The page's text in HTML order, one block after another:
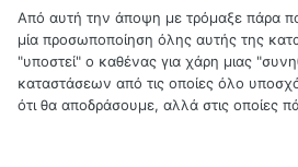
Από αυτή την άποψη με τρόμαξε πάρα
μία προσωποποίηση όλης αυτής της
"υποστεί" ο καθένας για χάρη μιας
καταστάσεων από τις οποίες όλο
ότι θα αποδράσουμε, αλλά στις οποίες